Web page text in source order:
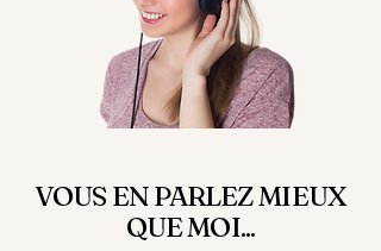
VOUS EN PARLEZ MIEUX
QUE MOI...